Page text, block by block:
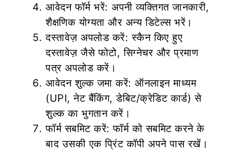
आवेदन फॉर्म भरें: अपनी व्यक्तिगत जानकारी,
शैक्षणिक योग्यता और अन्य डिटेल्स भरें।
दस्तावेज़ अपलोड करें: स्कैन किए हुए
दस्तावेज़ जैसे फोटो, सिग्नेचर और प्रमाण
पत्र अपलोड करें।
आवेदन शुल्क जमा करें: ऑनलाइन माध्यम
(UPI, नेट बैंकिंग, डेबिट/क्रेडिट कार्ड) से
शुल्क का भुगतान करें।
फॉर्म सबमिट करें: फॉर्म को सबमिट करने के
बाद उसकी एक प्रिंट कॉपी अपने पास रखें।